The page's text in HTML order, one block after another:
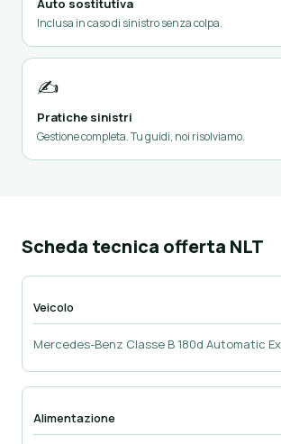
Auto sostitutiva
Inclusa in caso di sinistro senza colpa.
✍️
Pratiche sinistri
Gestione completa. Tu guidi, noi risolviamo.
Scheda tecnica offerta NLT
Veicolo
Mercedes-Benz Classe B 180d Automatic
Alimentazione